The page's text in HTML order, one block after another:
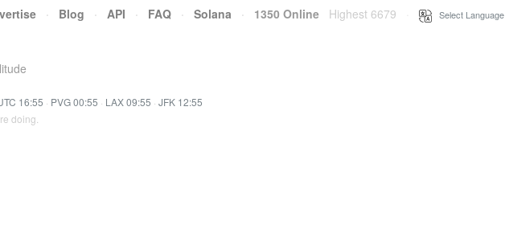
· Blog · API · FAQ · Solana · 1350 Online Highest 6679 Select Language
16:55 · PVG 00:55 · LAX 09:55 · JFK 12:55
doing.